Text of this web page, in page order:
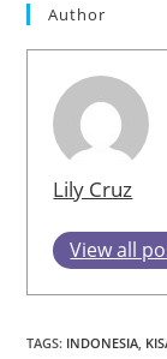
Author
Lily Cruz
View all
TAGS: INDONESIA